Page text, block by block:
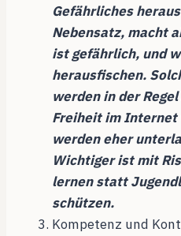
Gefährliches
Nebensatz, macht
ist gefährlich, und
herausfischen.
werden in der
Freiheit im Internet
werden eher
Wichtiger ist mit
lernen statt
schützen.
Kompetenz und